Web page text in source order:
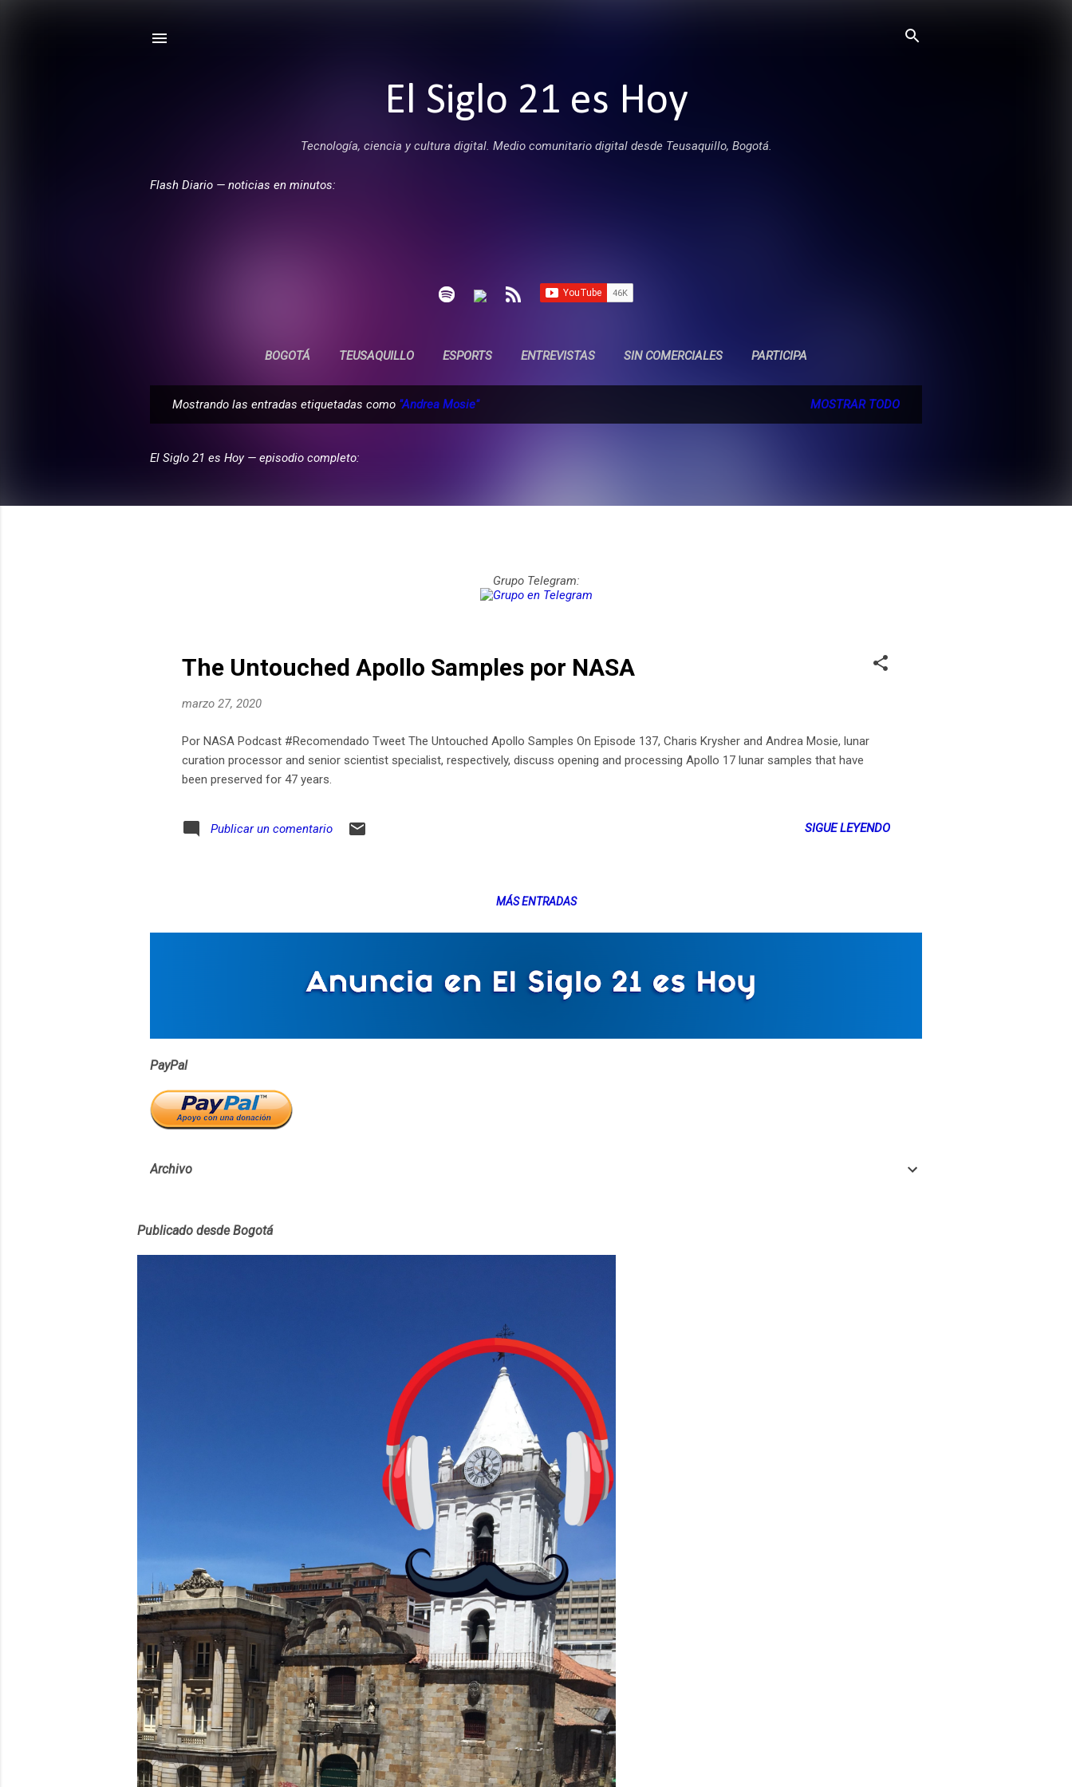
El Siglo 21 es Hoy
Tecnología, ciencia y cultura digital. Medio comunitario digital desde Teusaquillo, Bogotá.
Flash Diario — noticias en minutos:
BOGOTÁ TEUSAQUILLO ESPORTS ENTREVISTAS SIN COMERCIALES PARTICIPA
t
Mostrando las entradas etiquetadas como "Andrea Mosie" MOSTRAR TODO
El Siglo 21 es Hoy — episodio completo:
Grupo Telegram:
The Untouched Apollo Samples por NASA
marzo 27, 2020
Por NASA Podcast #Recomendado Tweet The Untouched Apollo Samples On Episode 137, Charis Krysher and Andrea Mosie, lunar
curation processor and senior scientist specialist, respectively, discuss opening and processing Apollo 17 lunar samples that have
been preserved for 47 years.
Publicar un comentario SIGUE LEYENDO
MÁS ENTRADAS
PayPal
Archivo
Publicado desde Bogotá